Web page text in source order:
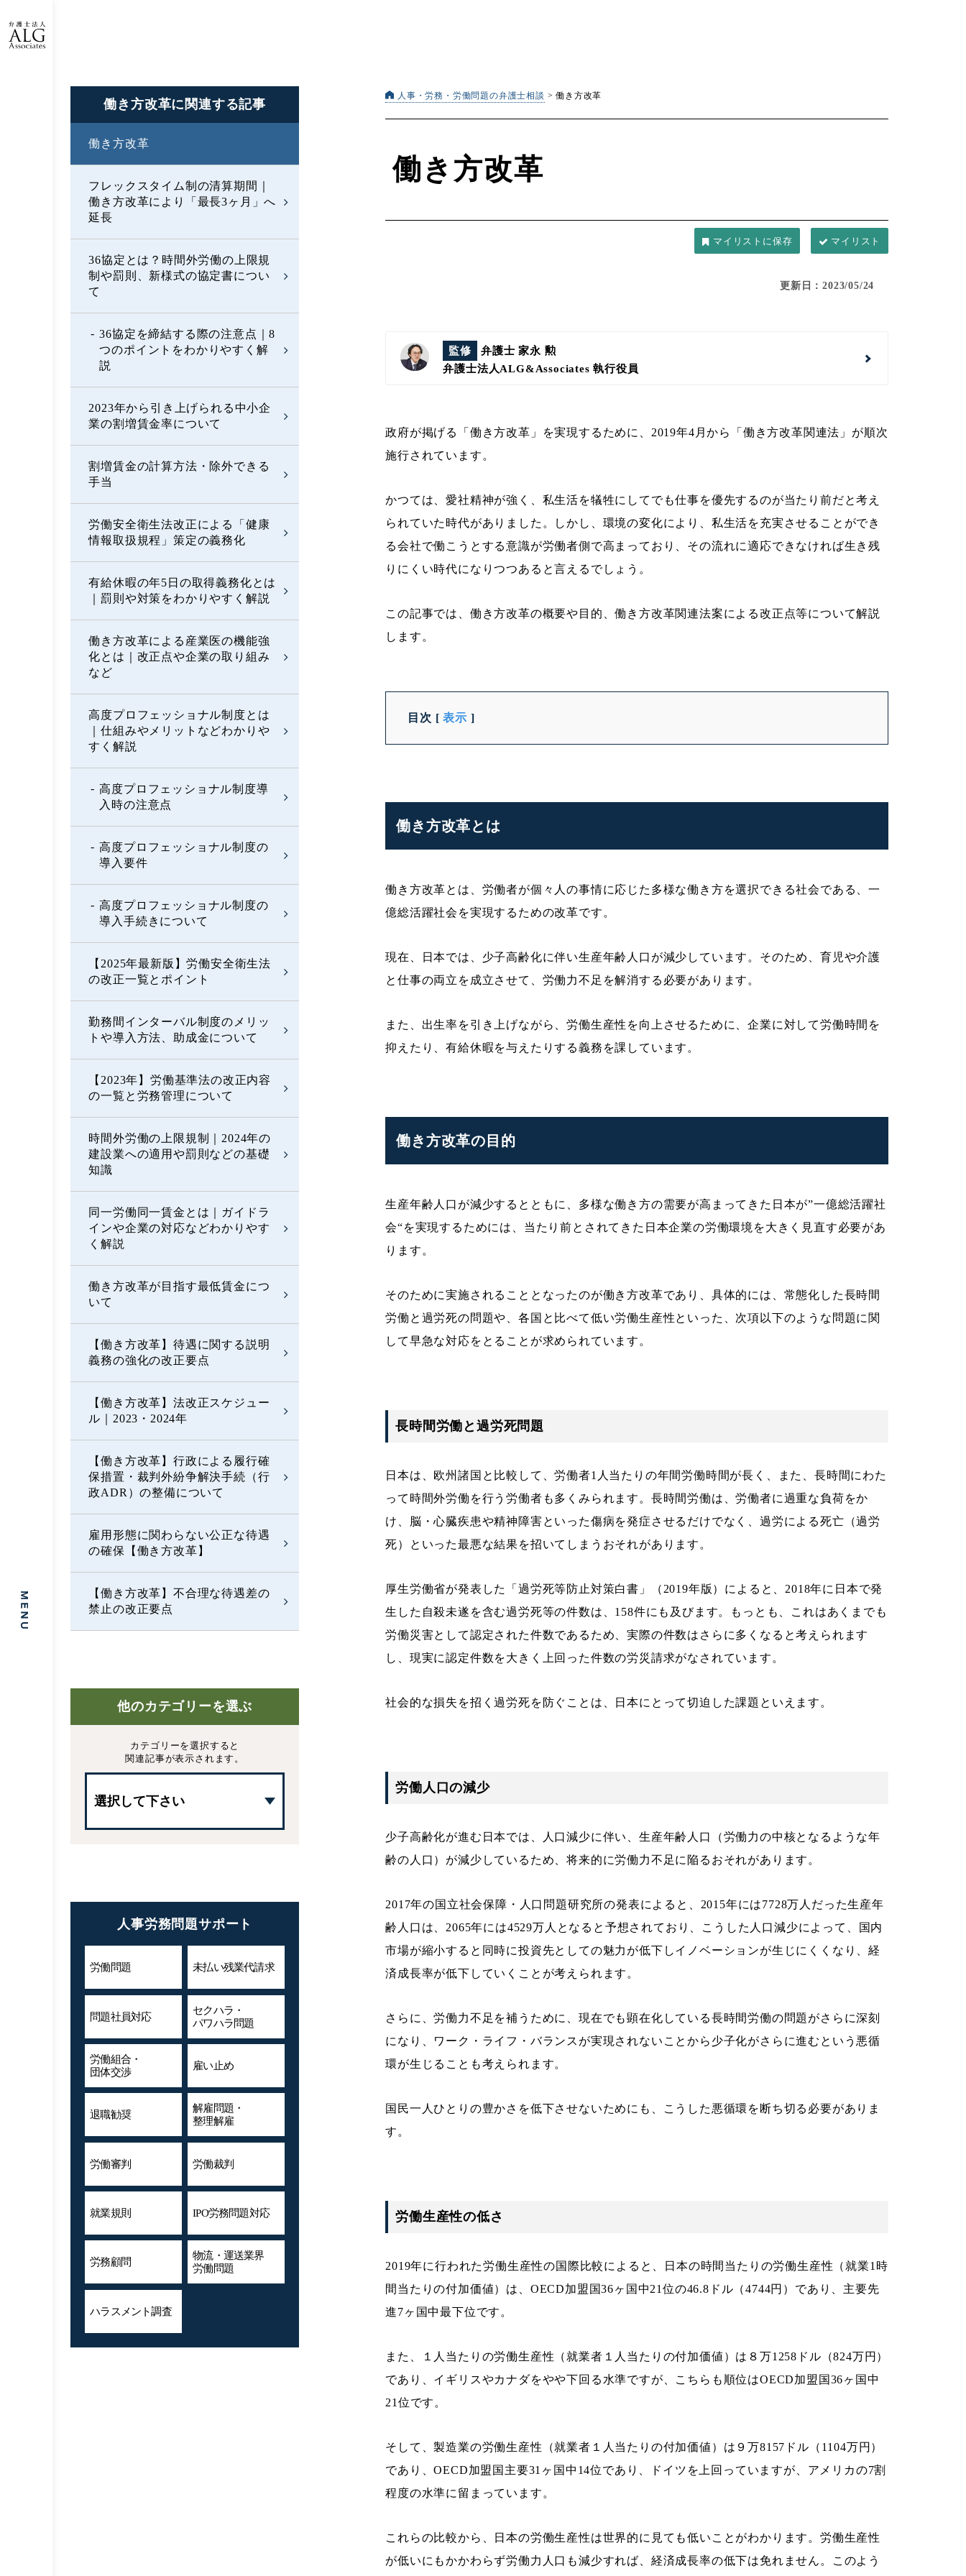
働き方改革に 関連する記事
働き方改革
フレックスタイム制の清算期間｜
働き方改革により「最長3ヶ月」へ
延長
36協定とは？時間外労働の上限規
制や罰則、新様式の協定書につい
て
36協定を締結する際の注意点｜8
つのポイントをわかりやすく解
説
2023年から引き上げられる中小企
業の割増賃金率について
割増賃金の計算方法・除外できる
手当
労働安全衛生法改正による「健康
情報取扱規程」策定の義務化
有給休暇の年5日の取得義務化とは
｜罰則や対策をわかりやすく解説
働き方改革による産業医の機能強
化とは｜改正点や企業の取り組み
など
高度プロフェッショナル制度とは
｜仕組みやメリットなどわかりや
すく解説
高度プロフェッショナル制度導
入時の注意点
高度プロフェッショナル制度の
導入要件
高度プロフェッショナル制度の
導入手続きについて
【2025年最新版】労働安全衛生法
の改正一覧とポイント
勤務間インターバル制度のメリッ
トや導入方法、助成金について
【2023年】労働基準法の改正内容
の一覧と労務管理について
時間外労働の上限規制｜2024年の
建設業への適用や罰則などの基礎
知識
同一労働同一賃金とは｜ガイドラ
インや企業の対応などわかりやす
く解説
働き方改革が目指す最低賃金につ
いて
【働き方改革】待遇に関する説明
義務の強化の改正要点
【働き方改革】法改正スケジュー
ル｜2023・2024年
【働き方改革】行政による履行確
保措置・裁判外紛争解決手続（行
政ADR）の整備について
雇用形態に関わらない公正な待遇
の確保【働き方改革】
【働き方改革】不合理な待遇差の
禁止の改正要点
他のカテゴリーを選ぶ
カテゴリーを選択すると
関連記事が表示されます。
人事労務問題サポート
労働問題 未払い残業代請求
問題社員対応
セクハラ・
パワハラ問題
労働組合・
団体交渉
雇い止め
退職勧奨
解雇問題・
整理解雇
労働審判 労働裁判
就業規則 IPO労務問題対応
労務顧問
物流・運送業界
労働問題
ハラスメント調査
人事・労務・労働問題の弁護士相談 >働き方改革
働き方改革
マイリスト
更新日：2023/05/24
監修
弁護士 家永 勲
弁護士法人ALG&Associates執行役員
政府が掲げる「働き方改革」を実現するために、2019年4月から「働き方改革関連法」が順次
施行されています。
かつては、愛社精神が強く、私生活を犠牲にしてでも仕事を優先するのが当たり前だと考え
られていた時代がありました。しかし、環境の変化により、私生活を充実させることができ
る会社で働こうとする意識が労働者側で高まっており、その流れに適応できなければ生き残
りにくい時代になりつつあると言えるでしょう。
この記事では、働き方改革の概要や目的、働き方改革関連法案による改正点等について解説
します。
目次 [ 表示 ]
働き方改革とは
働き方改革とは、労働者が個々人の事情に応じた多様な働き方を選択できる社会である、一
億総活躍社会を実現するための改革です。
現在、日本では、少子高齢化に伴い生産年齢人口が減少しています。そのため、育児や介護
と仕事の両立を成立させて、労働力不足を解消する必要があります。
また、出生率を引き上げながら、労働生産性を向上させるために、企業に対して労働時間を
抑えたり、有給休暇を与えたりする義務を課しています。
働き方改革の目的
生産年齢人口が減少するとともに、多様な働き方の需要が高まってきた日本が”一億総活躍社
会“を実現するためには、当たり前とされてきた日本企業の労働環境を大きく見直す必要があ
ります。
そのために実施されることとなったのが働き方改革であり、具体的には、常態化した長時間
労働と過労死の問題や、各国と比べて低い労働生産性といった、次項以下のような問題に関
して早急な対応をとることが求められています。
長時間労働と過労死問題
日本は、欧州諸国と比較して、労働者1人当たりの年間労働時間が長く、また、長時間にわた
って時間外労働を行う労働者も多くみられます。長時間労働は、労働者に過重な負荷をか
け、脳・心臓疾患や精神障害といった傷病を発症させるだけでなく、過労による死亡（過労
死）といった最悪な結果を招いてしまうおそれがあります。
厚生労働省が発表した「過労死等防止対策白書」（2019年版）によると、2018年に日本で発
生した自殺未遂を含む過労死等の件数は、158件にも及びます。もっとも、これはあくまでも
労働災害として認定された件数であるため、実際の件数はさらに多くなると考えられます
し、現実に認定件数を大きく上回った件数の労災請求がなされています。
社会的な損失を招く過労死を防ぐことは、日本にとって切迫した課題といえます。
労働人口の減少
少子高齢化が進む日本では、人口減少に伴い、生産年齢人口（労働力の中核となるような年
齢の人口）が減少しているため、将来的に労働力不足に陥るおそれがあります。
2017年の国立社会保障・人口問題研究所の発表によると、2015年には7728万人だった生産年
齢人口は、2065年には4529万人となると予想されており、こうした人口減少によって、国内
市場が縮小すると同時に投資先としての魅力が低下しイノベーションが生じにくくなり、経
済成長率が低下していくことが考えられます。
さらに、労働力不足を補うために、現在でも顕在化している長時間労働の問題がさらに深刻
になり、ワーク・ライフ・バランスが実現されないことから少子化がさらに進むという悪循
環が生じることも考えられます。
国民一人ひとりの豊かさを低下させないためにも、こうした悪循環を断ち切る必要がありま
す。
労働生産性の低さ
2019年に行われた労働生産性の国際比較によると、日本の時間当たりの労働生産性（就業1時
間当たりの付加価値）は、OECD加盟国36ヶ国中21位の46.8ドル（4744円）であり、主要先
進7ヶ国中最下位です。
また、１人当たりの労働生産性（就業者１人当たりの付加価値）は８万1258ドル（824万円）
であり、イギリスやカナダをやや下回る水準ですが、こちらも順位はOECD加盟国36ヶ国中
21位です。
そして、製造業の労働生産性（就業者１人当たりの付加価値）は９万8157ドル（1104万円）
であり、OECD加盟国主要31ヶ国中14位であり、ドイツを上回っていますが、アメリカの7割
程度の水準に留まっています。
これらの比較から、日本の労働生産性は世界的に見ても低いことがわかります。労働生産性
が低いにもかかわらず労働力人口も減少すれば、経済成長率の低下は免れません。このよう